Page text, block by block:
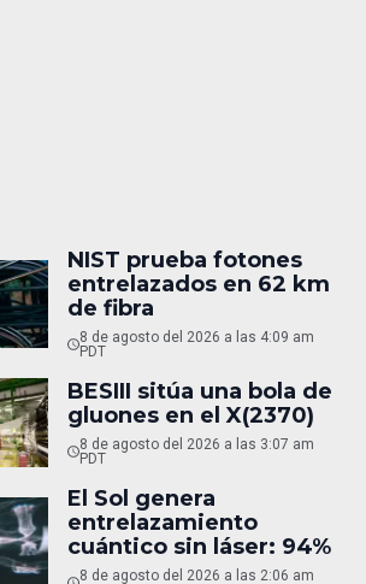
NIST prueba fotones
entrelazados en 62 km
de fibra
8 de agosto del 2026 a las 4:09 am
PDT
BESIII sitúa una bola de
gluones en el X(2370)
8 de agosto del 2026 a las 3:07 am
PDT
El Sol genera
entrelazamiento
cuántico sin láser: 94%
8 de agosto del 2026 a las 2:06 am